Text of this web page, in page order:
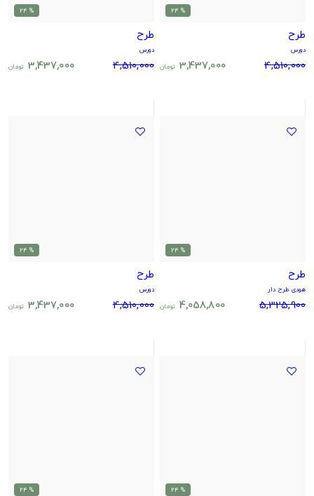
% 24
طرح
دورس
4,510,000
3,437,000 تومان
% 24
طرح
دورس
4,510,000
3,437,000 تومان
% 24
طرح
هودی طرح دار
5,325,900
4,058,800 تومان
% 24
طرح
دورس
4,510,000
3,437,000 تومان
% 24
% 24